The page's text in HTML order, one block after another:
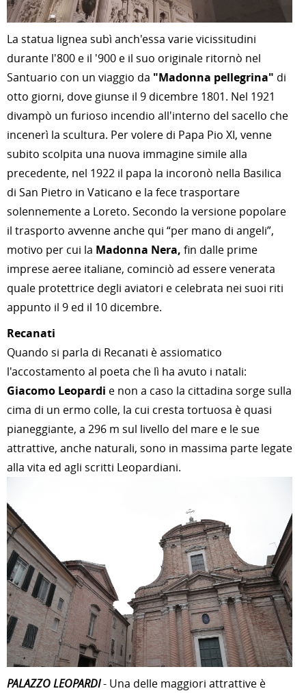
La statua lignea subì anch'essa varie vicissitudini
durante l'800 e il '900 e il suo originale ritornò nel
Santuario con un viaggio da "Madonna pellegrina" di
otto giorni, dove giunse il 9 dicembre 1801. Nel 1921
divampò un furioso incendio all'interno del sacello che
incenerì la scultura. Per volere di Papa Pio XI, venne
subito scolpita una nuova immagine simile alla
precedente, nel 1922 il papa la incoronò nella Basilica
di San Pietro in Vaticano e la fece trasportare
solennemente a Loreto. Secondo la versione popolare
il trasporto avvenne anche qui “per mano di angeli”,
motivo per cui la Madonna Nera, fin dalle prime
imprese aeree italiane, cominciò ad essere venerata
quale protettrice degli aviatori e celebrata nei suoi riti
appunto il 9 ed il 10 dicembre.
Recanati
Quando si parla di Recanati è assiomatico
l'accostamento al poeta che lì ha avuto i natali:
Giacomo Leopardi e non a caso la cittadina sorge sulla
cima di un ermo colle, la cui cresta tortuosa è quasi
pianeggiante, a 296 m sul livello del mare e le sue
attrattive, anche naturali, sono in massima parte legate
alla vita ed agli scritti Leopardiani.
PALAZZO LEOPARDI- Una delle maggiori attrattive è